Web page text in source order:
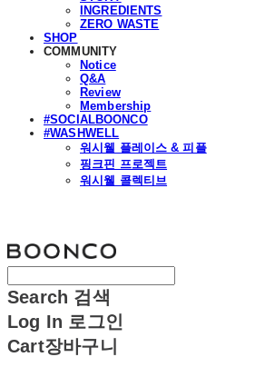
INGREDIENTS
ZERO WASTE
SHOP
COMMUNITY
Notice
Q&A
Review
Membership
#SOCIALBOONCO
#WASHWELL
워시웰 플레이스 & 피플
핑크핀 프로젝트
워시웰 콜렉티브
Search 검색
Log In 로그인
Cart장바구니